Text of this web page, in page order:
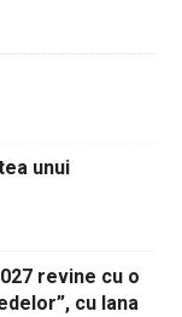
unui
revine cu o
cu Iana